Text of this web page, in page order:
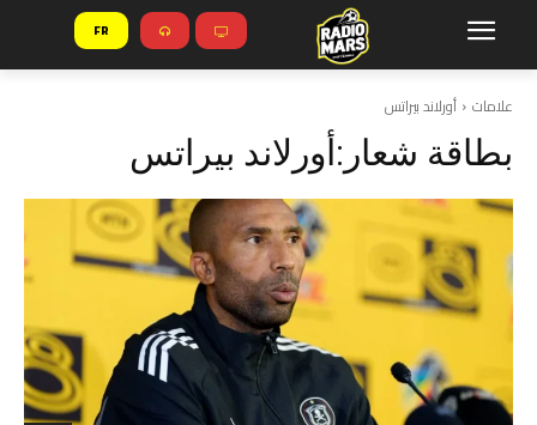
FR
علامات أورلاند بيراتس
بطاقة شعار:أورلاند بيراتس